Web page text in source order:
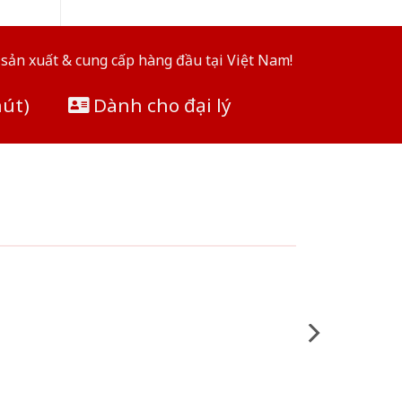
xuất & cung cấp hàng đầu tại Việt Nam!
Dành cho đại lý